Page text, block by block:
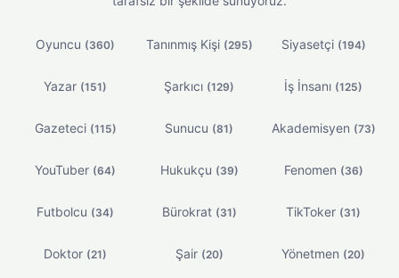
Oyuncu (360) Tanınmış Kişi (295) Siyasetçi (194)
Yazar (151) Şarkıcı (129) İş İnsanı (125)
Gazeteci (115) Sunucu (81) Akademisyen (73)
YouTuber (64) Hukukçu (39) Fenomen (36)
Futbolcu (34) Bürokrat (31) TikToker (31)
Doktor (21) Şair (20) Yönetmen (20)